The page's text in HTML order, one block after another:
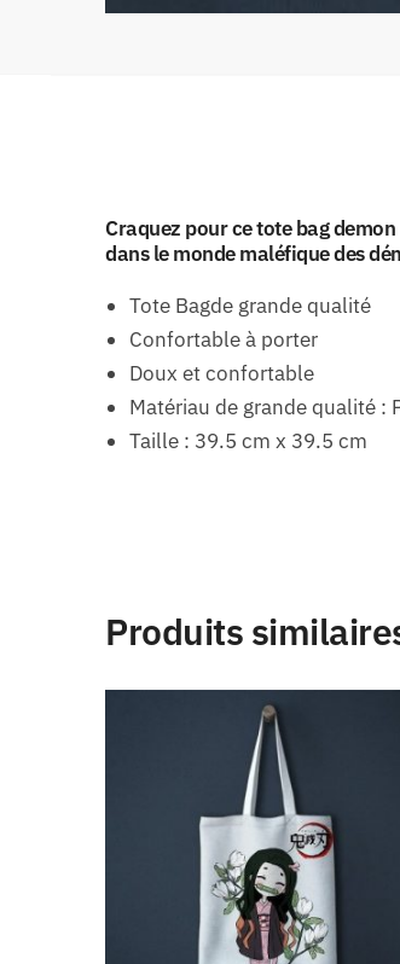
Craquez pour ce tote bag
dans le monde maléfique des
Tote Bagde grande qualité
Confortable à porter
Doux et confortable
Matériau de grande qualité :
Taille : 39.5 cm x 39.5 cm
Produits